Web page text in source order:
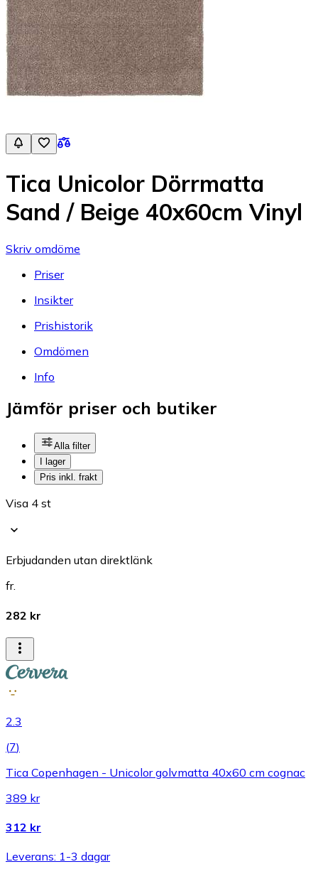
Tica Unicolor Dörrmatta
Sand / Beige 40x60cm Vinyl
Skriv omdöme
Priser
Insikter
Prishistorik
Omdömen
Info
Jämför priser och butiker
Alla filter
I lager
Pris inkl. frakt
Visa 4 st
Erbjudanden utan direktlänk
fr.
282 kr
2.3
(7)
Tica Copenhagen - Unicolor golvmatta 40x60 cm cognac
389 kr
312 kr
Leverans: 1-3 dagar